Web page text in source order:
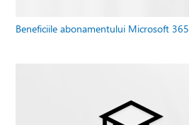
Beneficiile abonamentului Microsoft 365